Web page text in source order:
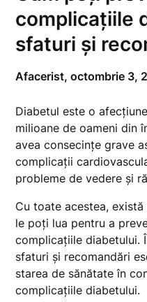
complicațiile
sfaturi și
Afacerist,octombrie 3,
Diabetul este o
milioane de oameni din
avea consecințe grave
complicații
probleme de vedere și
Cu toate acestea,
le poți lua pentru a
complicațiile diabetului.
sfaturi și recomandări
starea de sănătate în
complicațiile diabetului.